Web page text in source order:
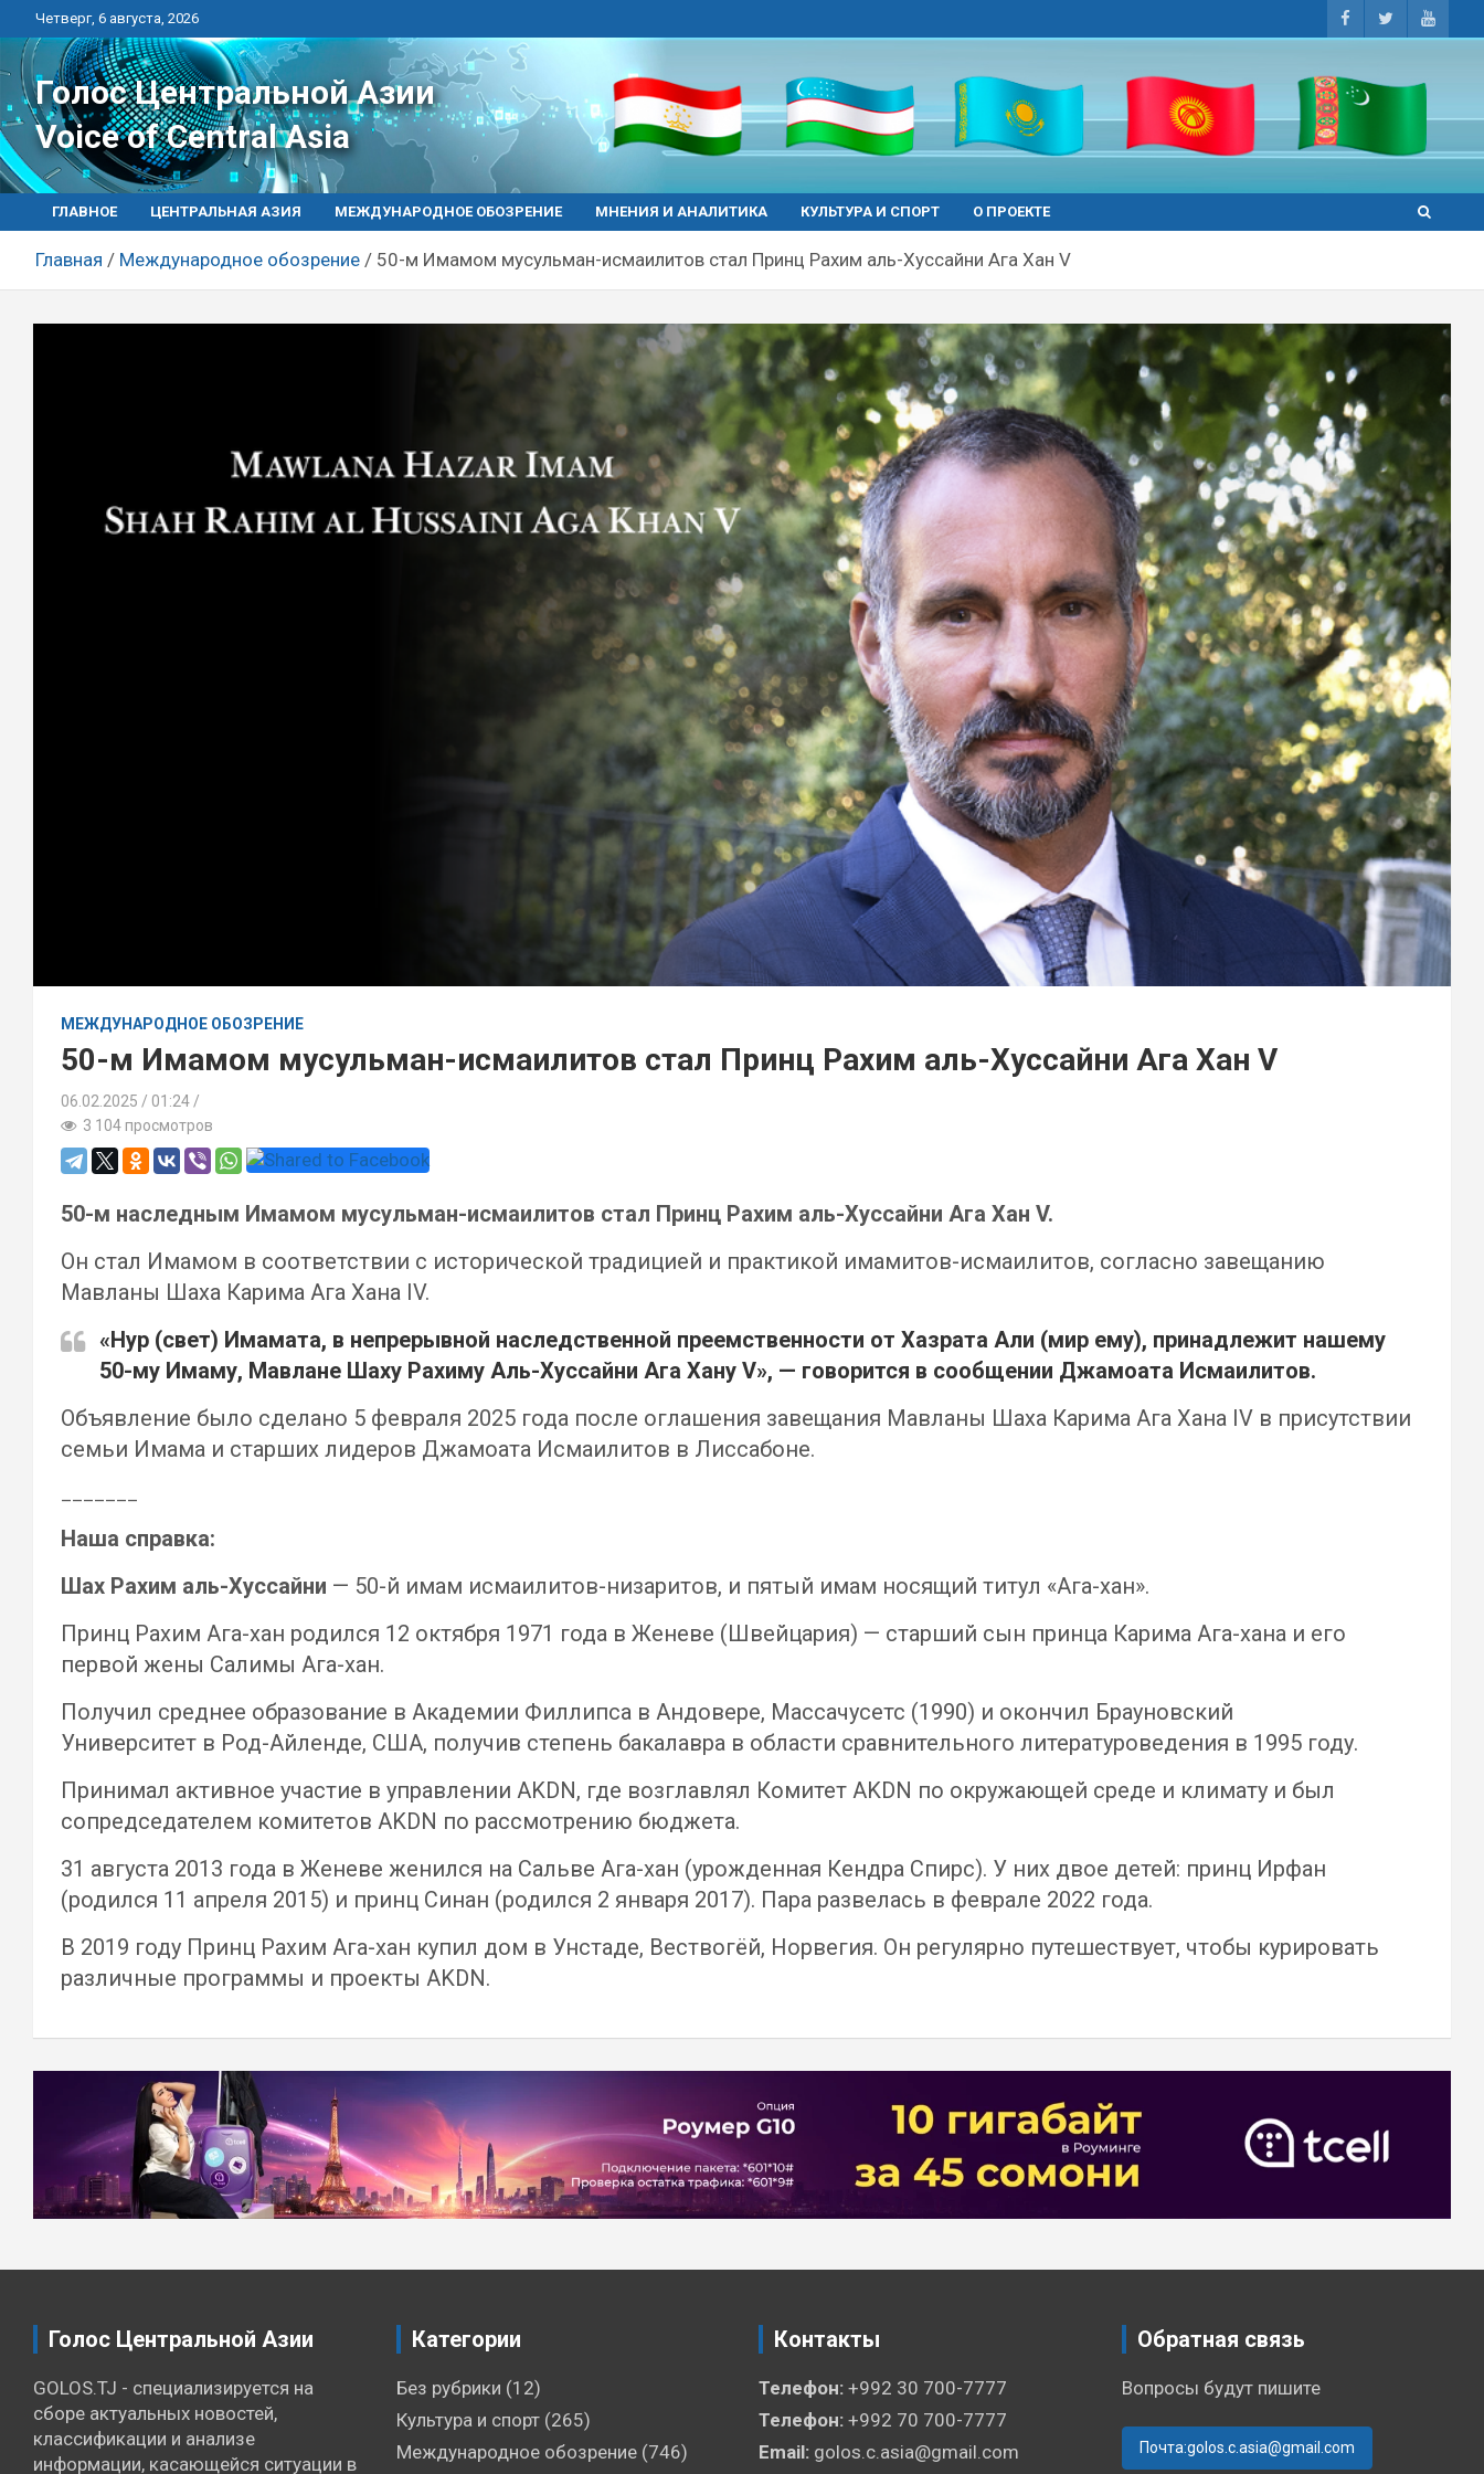
Перейти
к
контенту
Четверг, 6 августа, 2026
Голос Центральной Азии
Voice of Central Asia
ГЛАВНОЕ ЦЕНТРАЛЬНАЯ АЗИЯ МЕЖДУНАРОДНОЕ ОБОЗРЕНИЕ МНЕНИЯ И АНАЛИТИКА КУЛЬТУРА И СПОРТ О ПРОЕКТЕ
Главная Международное обозрение 50-м Имамом мусульман-исмаилитов стал Принц Рахим аль-Хуссайни Ага Хан V
МЕЖДУНАРОДНОЕ ОБОЗРЕНИЕ
50-м Имамом мусульман-исмаилитов стал Принц Рахим аль-Хуссайни Ага Хан V
06.02.2025
01:24 /
3 104 просмотров
50-м наследным Имамом мусульман-исмаилитов стал Принц Рахим аль-Хуссайни Ага Хан V.
Он стал Имамом в соответствии с исторической традицией и практикой имамитов-исмаилитов, согласно завещанию
Мавланы Шаха Карима Ага Хана IV.
«Нур (свет) Имамата, в непрерывной наследственной преемственности от Хазрата Али (мир ему), принадлежит нашему
50-му Имаму, Мавлане Шаху Рахиму Аль-Хуссайни Ага Хану V», — говорится в сообщении Джамоата Исмаилитов.
Объявление было сделано 5 февраля 2025 года после оглашения завещания Мавланы Шаха Карима Ага Хана IV в присутствии
семьи Имама и старших лидеров Джамоата Исмаилитов в Лиссабоне.
Наша справка:
Шах Рахим аль-Хуссайни — 50-й имам исмаилитов-низаритов, и пятый имам носящий титул «Ага-хан».
Принц Рахим Ага-хан родился 12 октября 1971 года в Женеве (Швейцария) — старший сын принца Карима Ага-хана и его
первой жены Салимы Ага-хан.
Получил среднее образование в Академии Филлипса в Андовере, Массачусетс (1990) и окончил Брауновский
Университет в Род-Айленде, США, получив степень бакалавра в области сравнительного литературоведения в 1995 году.
Принимал активное участие в управлении AKDN, где возглавлял Комитет AKDN по окружающей среде и климату и был
сопредседателем комитетов AKDN по рассмотрению бюджета.
31 августа 2013 года в Женеве женился на Сальве Ага-хан (урожденная Кендра Спирс). У них двое детей: принц Ирфан
(родился 11 апреля 2015) и принц Синан (родился 2 января 2017). Пара развелась в феврале 2022 года.
В 2019 году Принц Рахим Ага-хан купил дом в Унстаде, Вествогёй, Норвегия. Он регулярно путешествует, чтобы курировать
различные программы и проекты AKDN.
Навигация
записям
Голос Центральной Азии
GOLOS.TJ - специализируется на
сборе актуальных новостей,
классификации и анализе
информации, касающейся ситуации в
Категории
Без рубрики (12)
Культура и спорт(265)
Международное обозрение(746)
Контакты
Телефон: +992 30 700-7777
Телефон: +992 70 700-7777
Email: golos.c.asia@gmail.com
Обратная связь
Вопросы будут пишите
Почта:golos.c.asia@gmail.com